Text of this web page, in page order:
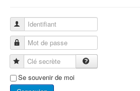
Identifiant
Mot de passe
Clé secrète
Se souvenir de moi